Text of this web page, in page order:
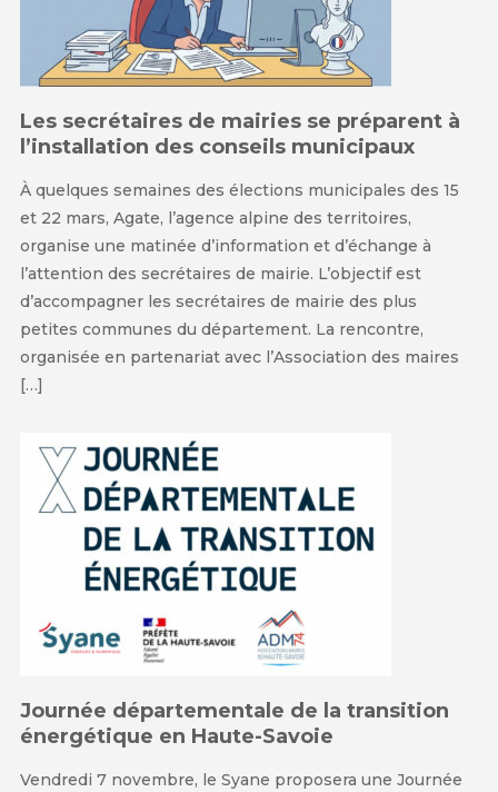
Les secrétaires de mairies se préparent à
l’installation des conseils municipaux
À quelques semaines des élections municipales des 15
et 22 mars, Agate, l’agence alpine des territoires,
organise une matinée d’information et d’échange à
l’attention des secrétaires de mairie. L’objectif est
d’accompagner les secrétaires de mairie des plus
petites communes du département. La rencontre,
organisée en partenariat avec l’Association des maires
[…]
Journée départementale de la transition
énergétique en Haute-Savoie
Vendredi 7 novembre, le Syane proposera une Journée